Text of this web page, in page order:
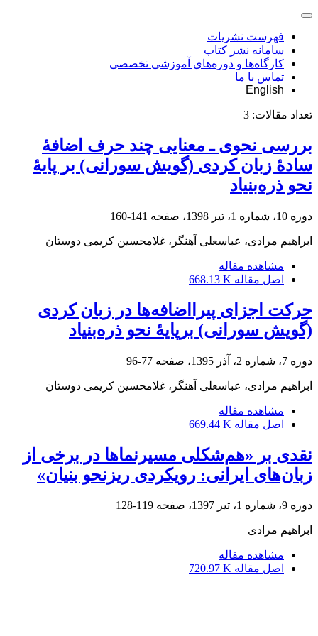
فهرست نشریات
سامانه نشر کتاب
کارگاه‌ها و دوره‌های آموزشی تخصصی
تماس با ما
English
تعداد مقالات: 3
بررسی نحوی ـ معنایی چند حرف اضافۀ
سادۀ زبان کردی (گویش سورانی) بر پایۀ
نحو ذره‌بنیاد
دوره 10، شماره 1، تیر 1398، صفحه 141-160
ابراهیم مرادی، عباسعلی آهنگر، غلامحسین کریمی دوستان
مشاهده مقاله
اصل مقاله 668.13 K
حرکت اجزای پیرااضافه‌ها در زبان کردی
(گویش سورانی) برپایۀ نحو ذره‌بنیاد
دوره 7، شماره 2، آذر 1395، صفحه 77-96
ابراهیم مرادی، عباسعلی آهنگر، غلامحسین کریمی دوستان
مشاهده مقاله
اصل مقاله 669.44 K
نقدی بر «هم‌شکلی مسیرنماها در برخی از
زبان‌های ایرانی: رویکردی ریزنحو بنیان»
دوره 9، شماره 1، تیر 1397، صفحه 119-128
ابراهیم مرادی
مشاهده مقاله
اصل مقاله 720.97 K